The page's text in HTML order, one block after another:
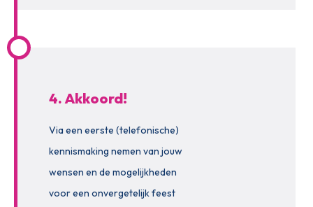
4. Akkoord!
Via een eerste (telefonische)
kennismaking nemen van jouw
wensen en de mogelijkheden
voor een onvergetelijk feest